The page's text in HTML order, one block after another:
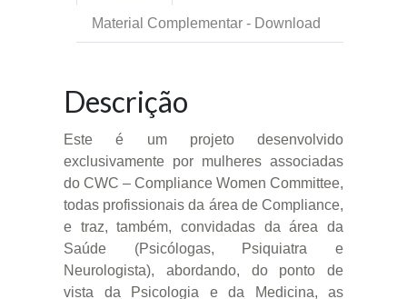
Material Complementar - Download
Descrição
Este é um projeto desenvolvido
exclusivamente por mulheres associadas
do CWC – Compliance Women Committee,
todas profissionais da área de Compliance,
e traz, também, convidadas da área da
Saúde (Psicólogas, Psiquiatra e
Neurologista), abordando, do ponto de
vista da Psicologia e da Medicina, as